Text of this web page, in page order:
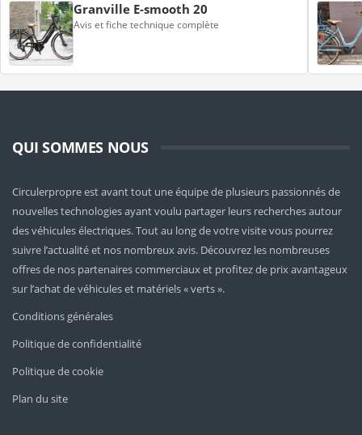
Granville E-smooth 20
Avis et fiche technique complète
QUI SOMMES NOUS
Circulerpropre est avant tout une équipe de plusieurs passionnés de
nouvelles technologies ayant voulu partager leurs recherches autour
des véhicules électriques. Tout au long de votre visite vous pourrez
suivre l’actualité et nos nombreux avis. Découvrez les nombreuses
offres de nos partenaires commerciaux et profitez de prix avantageux
sur l’achat de véhicules et matériels « verts ».
Conditions générales
Politique de confidentialité
Politique de cookie
Plan du site